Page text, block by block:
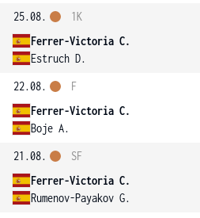
25.08.
Ferrer-Victoria C.
Estruch D.
1K
22.08.
Ferrer-Victoria C.
Boje A.
F
21.08.
Ferrer-Victoria C.
Rumenov-Payakov G.
SF